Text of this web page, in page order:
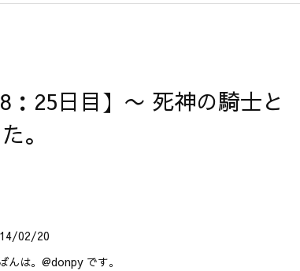
25日目】〜 死神の騎士と
。
02/20
んは。@donpy です。